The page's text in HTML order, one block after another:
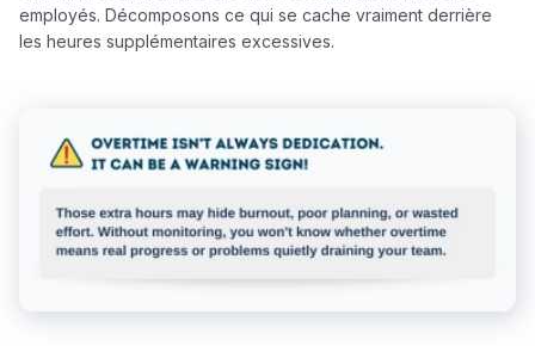
employés. Décomposons ce qui se cache vraiment derrière